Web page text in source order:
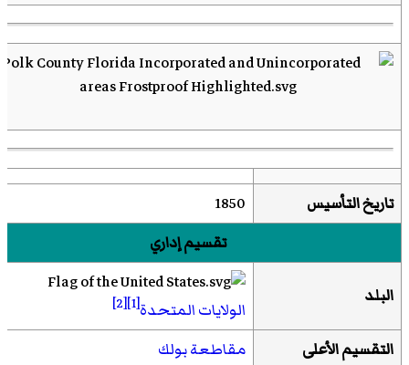
تاريخ التأسيس
1850
تقسيم إداري
البلد
الولايات المتحدة[1]
[2]
التقسيم الأعلى
مقاطعة بولك